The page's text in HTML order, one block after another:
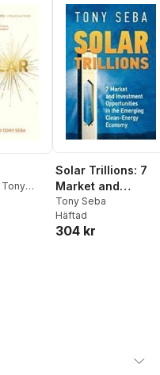
Tony
Solar Trillions: 7
Market and
Investment
Opportunities in
the Emerging
Tony Seba
Häftad
304 kr